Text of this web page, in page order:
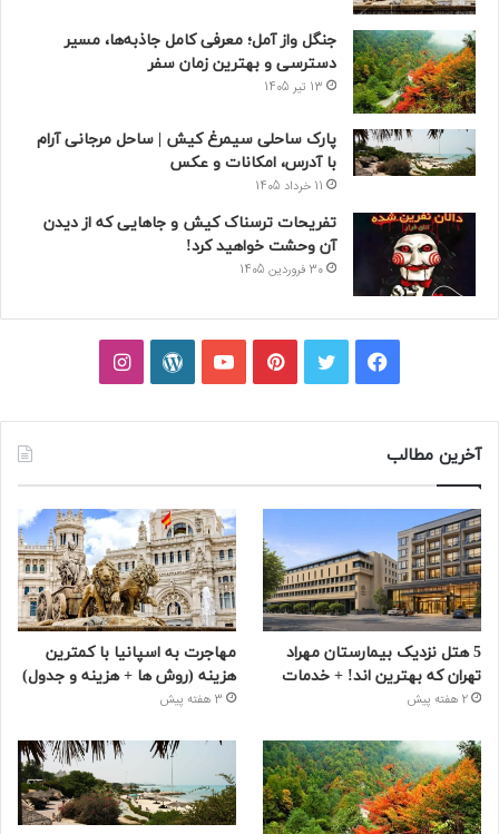
جنگل واز آمل؛ معرفی کامل جاذبه‌ها، مسیر
دسترسی و بهترین زمان سفر
13 تیر 1405
پارک ساحلی سیمرغ کیش | ساحل مرجانی آرام
با آدرس، امکانات و عکس
11 خرداد 1405
تفریحات ترسناک کیش و جاهایی که از دیدن
آن وحشت خواهید کرد!
30 فروردین 1405
فیسبوکتوییترپینتریستیوتیوبوردپرساینستاگرام
آخرین مطالب
5 هتل نزدیک بیمارستان مهراد
تهران که بهترین‌ اند! + خدمات
2 هفته پیش
مهاجرت به اسپانیا با کمترین
هزینه (روش ها + هزینه و جدول)
3 هفته پیش